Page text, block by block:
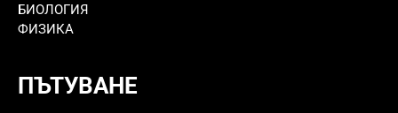
БИОЛОГИЯ
ФИЗИКА
ПЪТУВАНЕ